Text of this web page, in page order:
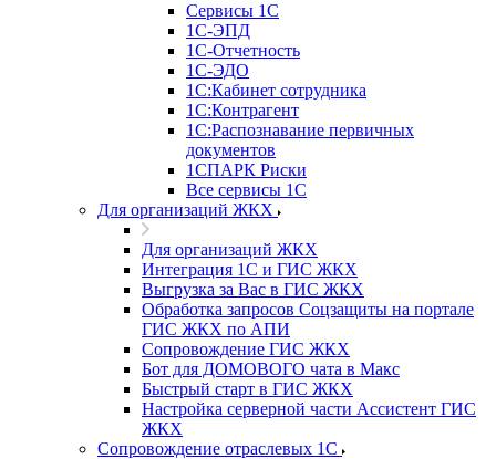
Сервисы 1С
1С-ЭПД
1С-Отчетность
1С-ЭДО
1С:Кабинет сотрудника
1С:Контрагент
1С:Распознавание первичных
документов
1СПАРК Риски
Все сервисы 1С
Для организаций ЖКХ
Для организаций ЖКХ
Интеграция 1С и ГИС ЖКХ
Выгрузка за Вас в ГИС ЖКХ
Обработка запросов Соцзащиты на портале
ГИС ЖКХ по АПИ
Сопровождение ГИС ЖКХ
Бот для ДОМОВОГО чата в Макс
Быстрый старт в ГИС ЖКХ
Настройка серверной части Ассистент ГИС
ЖКХ
Сопровождение отраслевых 1С